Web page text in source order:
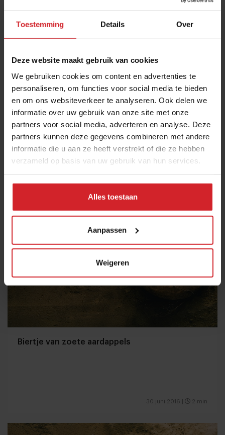
Toestemming Details Over
Deze website maakt gebruik van cookies
We gebruiken cookies om content en advertenties te
personaliseren, om functies voor social media te bieden
en om ons websiteverkeer te analyseren. Ook delen we
informatie over uw gebruik van onze site met onze
partners voor social media, adverteren en analyse. Deze
partners kunnen deze gegevens combineren met andere
informatie die u aan ze heeft verstrekt of die ze hebben
verzameld op basis van uw gebruik van hun services.
Alles toestaan
Aanpassen
Weigeren
Brouw je eigen gin
Biertje van zoete aardappels
30 juni 2016 2 min